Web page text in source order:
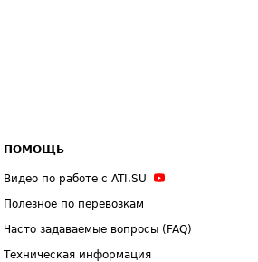
ПОМОЩЬ
Видео по работе с ATI.SU
Полезное по перевозкам
Часто задаваемые вопросы (FAQ)
Техническая информация